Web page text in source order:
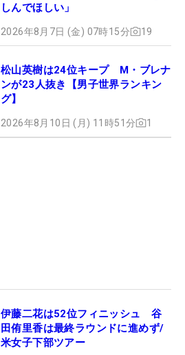
しんでほしい」
2026年8月7日 (金) 07時15分 19
松山英樹は24位キープ M・ブレナ
ンが23人抜き【男子世界ランキン
グ】
2026年8月10日 (月) 11時51分 1
伊藤二花は52位フィニッシュ 谷
田侑里香は最終ラウンドに進めず/
米女子下部ツアー